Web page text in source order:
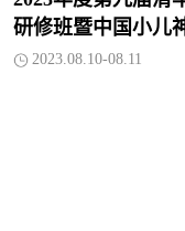
研修班暨中国小儿
2023.08.10-08.11